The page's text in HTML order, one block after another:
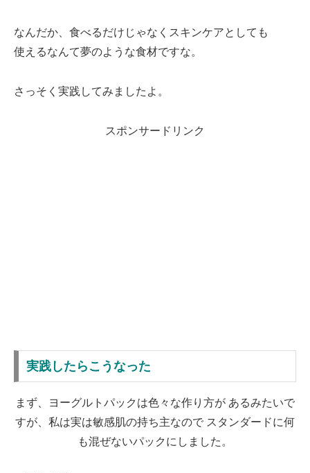
なんだか、食べるだけじゃなくスキンケアとしても
使えるなんて夢のような食材ですな。
さっそく実践してみましたよ。
スポンサードリンク
実践したらこうなった
まず、ヨーグルトパックは色々な作り方が あるみたいで
すが、私は実は敏感肌の持ち主なので スタンダードに何
も混ぜないパックにしました。